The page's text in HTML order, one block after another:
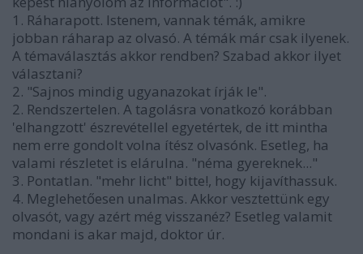
1. Ráharapott. Istenem, vannak témák, amikre
jobban ráharap az olvasó. A témák már csak ilyenek.
A témaválasztás akkor rendben? Szabad akkor ilyet
választani?
2. "Sajnos mindig ugyanazokat írják le".
2. Rendszertelen. A tagolásra vonatkozó korábban
'elhangzott' észrevétellel egyetértek, de itt mintha
nem erre gondolt volna ítész olvasónk. Esetleg, ha
valami részletet is elárulna. "néma gyereknek..."
3. Pontatlan. "mehr licht" bitte!, hogy kijavíthassuk.
4. Meglehetőesen unalmas. Akkor vesztettünk egy
olvasót, vagy azért még visszanéz? Esetleg valamit
mondani is akar majd, doktor úr.